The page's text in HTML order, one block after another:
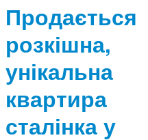
Продається
розкішна,
унікальна
квартира
сталінка у